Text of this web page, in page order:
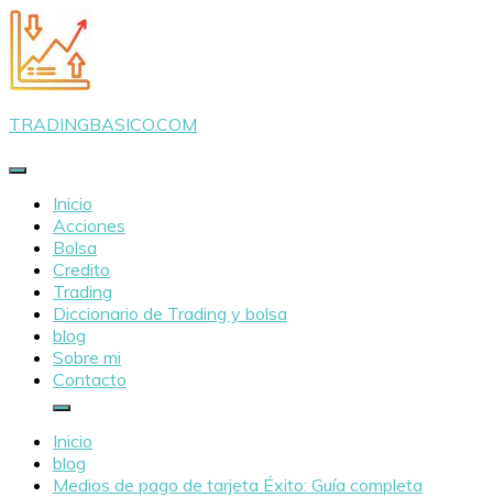
Saltar
al
contenido
TRADINGBASICO.COM
Inicio
Acciones
Bolsa
Credito
Trading
Diccionario de Trading y bolsa
blog
Sobre mi
Contacto
Inicio
blog
Medios de pago de tarjeta Éxito: Guía completa